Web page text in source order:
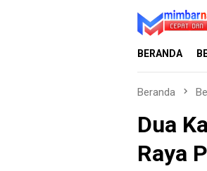
BERANDA
Beranda
Dua
Raya